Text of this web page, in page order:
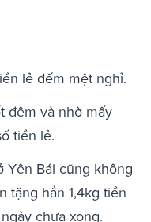
lẻ đếm mệt nghỉ.
đêm và nhờ mấy
tiền lẻ.
Yên Bái cũng không
tặng hẳn 1,4kg tiền
chưa xong.